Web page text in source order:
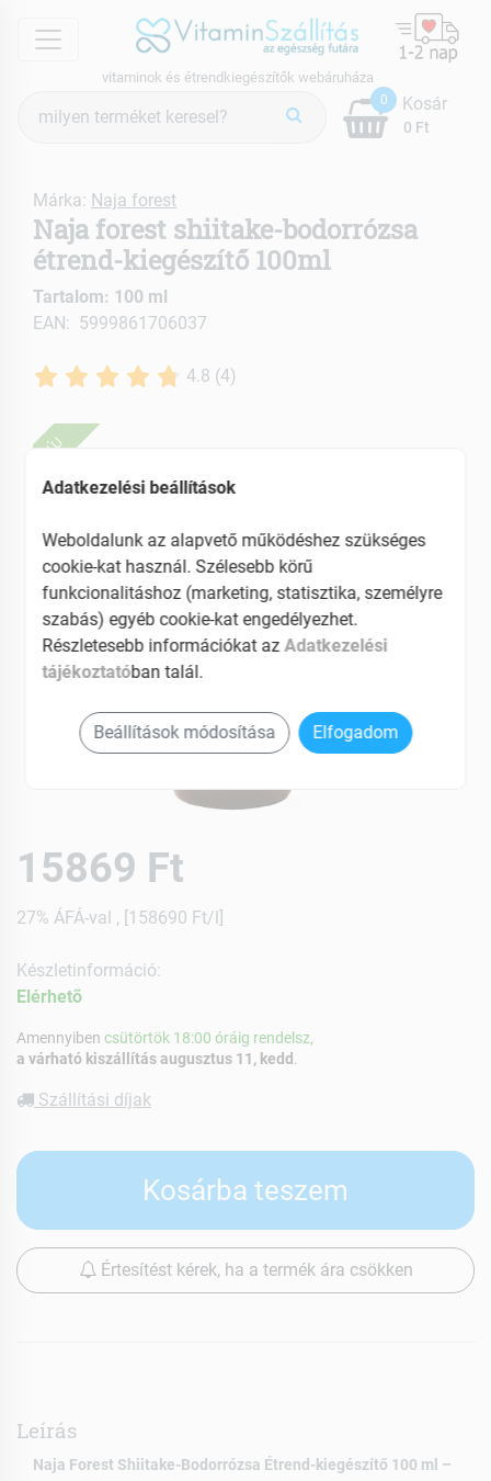
menu
vitaminok és étrendkiegészítők webáruháza
keresés
0
0 Ft
Kosár
ÚJ
Márka: Naja forest
Naja forest shiitake-bodorrózsa
étrend-kiegészítő 100ml
Tartalom: 100 ml
EAN: 5999861706037
4.8 (4)
15869 Ft
27% ÁFÁ-val , [158690 Ft/l]
Készletinformáció:
Elérhetõ
Amennyiben csütörtök 18:00 óráig rendelsz,
a várható kiszállítás augusztus 11, kedd .
Szállítási díjak
Kosárba teszem
Értesítést kérek, ha a termék ára csökken
Leírás
Naja Forest Shiitake-Bodorrózsa Étrend-kiegészítő 100 ml –
Adatkezelési beállítások
Weboldalunk az alapvető működéshez szükséges
cookie-kat használ. Szélesebb körű
funkcionalitáshoz (marketing, statisztika, személyre
szabás) egyéb cookie-kat engedélyezhet.
Részletesebb információkat azAdatkezelési
tájékoztatóban talál.
Beállítások módosítása Elfogadom